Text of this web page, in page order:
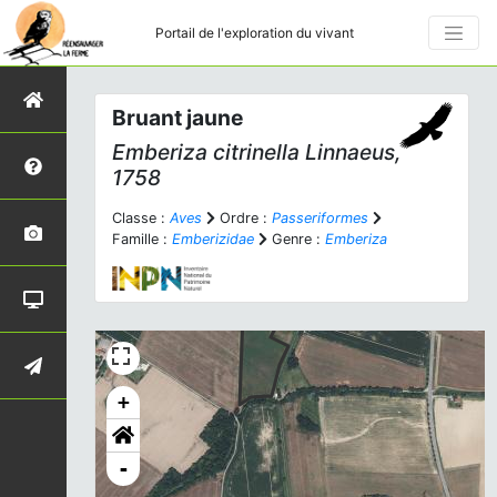
Portail de l'exploration du vivant
Bruant jaune
Emberiza citrinella Linnaeus,
1758
Classe : Aves Ordre : Passeriformes
Famille : Emberizidae Genre : Emberiza
+
-